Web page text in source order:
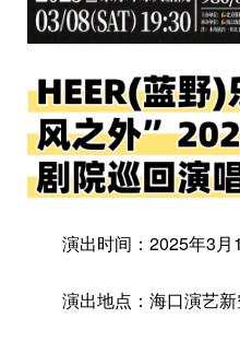
演出时间：2025年3月
演出地点：海口演艺新